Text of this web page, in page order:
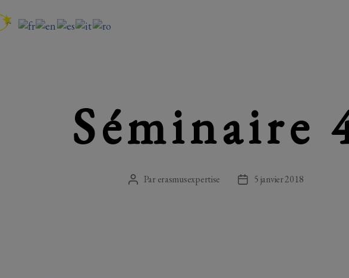
Séminaire
Auteur
Parerasmusexpertise
Date5 janvier 2018